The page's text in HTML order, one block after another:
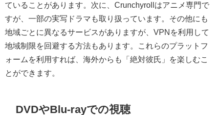
ていることがあります。次に、Crunchyrollはアニメ専門で
すが、一部の実写ドラマも取り扱っています。その他にも
地域ごとに異なるサービスがありますが、VPNを利用して
地域制限を回避する方法もあります。これらのプラットフ
ォームを利用すれば、海外からも「絶対彼氏」を楽しむこ
とができます。
DVDやBlu-rayでの視聴